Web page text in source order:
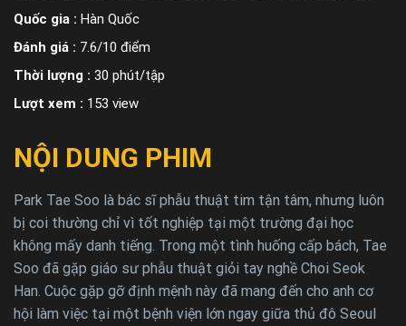
Quốc gia : Hàn Quốc
Đánh giá : 7.6/10 điểm
Thời lượng : 30 phút/tập
Lượt xem : 153 view
NỘI DUNG PHIM
Park Tae Soo là bác sĩ phẫu thuật tim tận tâm, nhưng luôn
bị coi thường chỉ vì tốt nghiệp tại một trường đại học
không mấy danh tiếng. Trong một tình huống cấp bách, Tae
Soo đã gặp giáo sư phẫu thuật giỏi tay nghề Choi Seok
Han. Cuộc gặp gỡ định mệnh này đã mang đến cho anh cơ
hội làm việc tại một bệnh viện lớn ngay giữa thủ đô Seoul